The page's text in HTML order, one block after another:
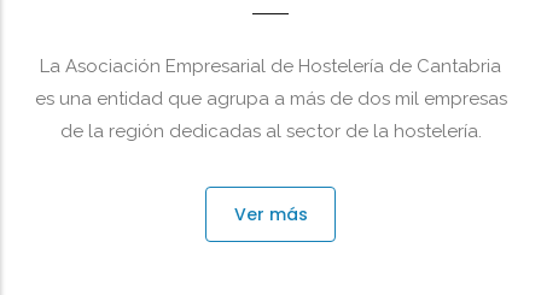
La Asociación Empresarial de Hostelería de Cantabria
es una entidad que agrupa a más de dos mil empresas
de la región dedicadas al sector de la hostelería.
Ver más